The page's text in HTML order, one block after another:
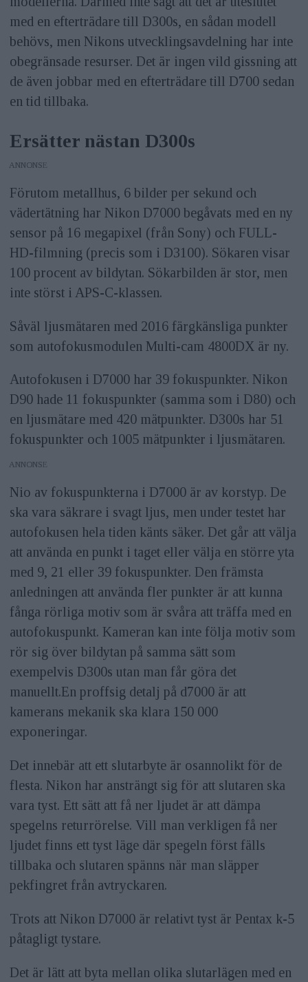
med en efterträdare till D300s, en sådan modell
behövs, men Nikons utvecklingsavdelning har inte
obegränsade resurser. Det är ingen vild gissning att
de även jobbar med en efterträdare till D700 sedan
en tid tillbaka.
Ersätter nästan D300s
ANNONS
Förutom metallhus, 6 bilder per sekund och
vädertätning har Nikon D7000 begåvats med en ny
sensor på 16 megapixel (från Sony) och FULL-
HD-filmning (precis som i D3100). Sökaren visar
100 procent av bildytan. Sökarbilden är stor, men
inte störst i APS-C-klassen.
Såväl ljusmätaren med 2016 färgkänsliga punkter
som autofokusmodulen Multi-cam 4800DX är ny.
Autofokusen i D7000 har 39 fokuspunkter. Nikon
D90 hade 11 fokuspunkter (samma som i D80) och
en ljusmätare med 420 mätpunkter. D300s har 51
fokuspunkter och 1005 mätpunkter i ljusmätaren.
ANNONS
Nio av fokuspunkterna i D7000 är av korstyp. De
ska vara säkrare i svagt ljus, men under testet har
autofokusen hela tiden känts säker. Det går att välja
att använda en punkt i taget eller välja en större yta
med 9, 21 eller 39 fokuspunkter. Den främsta
anledningen att använda fler punkter är att kunna
fånga rörliga motiv som är svåra att träffa med en
autofokuspunkt. Kameran kan inte följa motiv som
rör sig över bildytan på samma sätt som
exempelvis D300s utan man får göra det
manuellt.En proffsig detalj på d7000 är att
kamerans mekanik ska klara 150 000
exponeringar.
Det innebär att ett slutarbyte är osannolikt för de
flesta. Nikon har ansträngt sig för att slutaren ska
vara tyst. Ett sätt att få ner ljudet är att dämpa
spegelns returrörelse. Vill man verkligen få ner
ljudet finns ett tyst läge där spegeln först fälls
tillbaka och slutaren spänns när man släpper
pekfingret från avtryckaren.
Trots att Nikon D7000 är relativt tyst är Pentax k-5
påtagligt tystare.
Det är lätt att byta mellan olika slutarlägen med en